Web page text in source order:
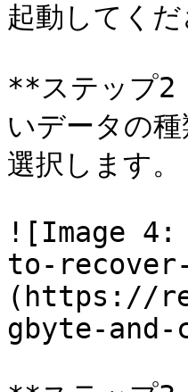
起動してくだ
**ステップ2
いデータの
選択します。
![Image 4:
to-
(https://
gbyte-